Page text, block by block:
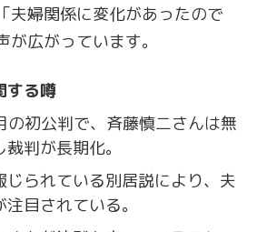
夫婦関係に変化があったので
広がっています。
する噂
初公判で、斉藤慎二さんは無
判が長期化。
じられている別居説により、夫
目されている。